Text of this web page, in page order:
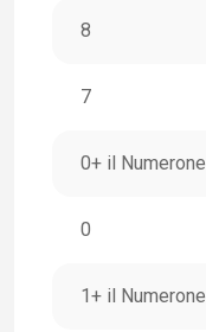
8
7
0+ il Numerone
0
1+ il Numerone